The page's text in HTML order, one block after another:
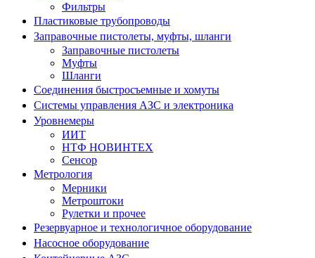
Фильтры
Пластиковые трубопроводы
Заправочные пистолеты, муфты, шланги
Заправочные пистолеты
Муфты
Шланги
Соединения быстросъемные и хомуты
Системы управления АЗС и электроника
Уровнемеры
ИИТ
НТФ НОВИНТЕХ
Сенсор
Метрология
Мерники
Метроштоки
Рулетки и прочее
Резервуарное и технологичное оборудование
Насосное оборудование